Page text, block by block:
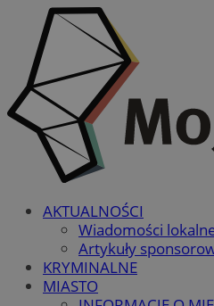
AKTUALNOŚCI
Wiadomości
Artykuły
KRYMINALNE
MIASTO